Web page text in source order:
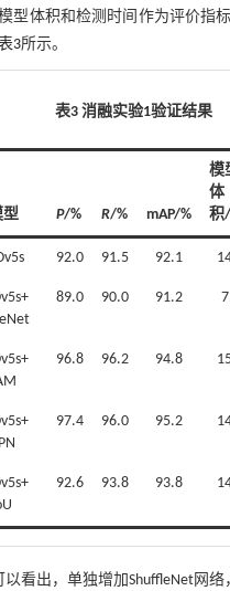
型体积和检测时间作为评价指
3所示。
表3 消融实验1验证结果
型 P/% R/% mAP/%
模
体
积
92.0 91.5 92.1
89.0 90.0 91.2
96.8 96.2 94.8
97.4 96.0 95.2
92.6 93.8 93.8
以看出，单独增加ShuffleNet网